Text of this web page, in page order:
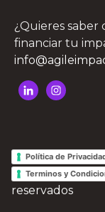
¿Quieres
financiar tu
Política de
Terminos y
reservados